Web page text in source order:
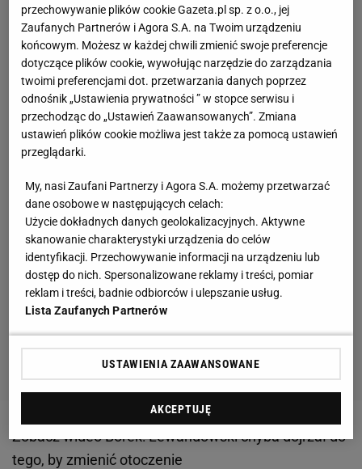
Zobacz wideoBorek: Lewandowski chyba dojrzał do
tego, by zmienić otoczenie
przechowywanie plików cookie Gazeta.pl sp. z o.o., jej
Zaufanych Partnerów i Agora S.A. na Twoim urządzeniu
końcowym. Możesz w każdej chwili zmienić swoje preferencje
dotyczące plików cookie, wywołując narzędzie do zarządzania
twoimi preferencjami dot. przetwarzania danych poprzez
odnośnik „Ustawienia prywatności ” w stopce serwisu i
przechodząc do „Ustawień Zaawansowanych”. Zmiana
ustawień plików cookie możliwa jest także za pomocą ustawień
przeglądarki.
My, nasi Zaufani Partnerzy i Agora S.A. możemy przetwarzać
dane osobowe w następujących celach:
Użycie dokładnych danych geolokalizacyjnych. Aktywne
skanowanie charakterystyki urządzenia do celów
identyfikacji. Przechowywanie informacji na urządzeniu lub
dostęp do nich. Spersonalizowane reklamy i treści, pomiar
reklam i treści, badnie odbiorców i ulepszanie usług.
Lista Zaufanych Partnerów
USTAWIENIA ZAAWANSOWANE
AKCEPTUJĘ